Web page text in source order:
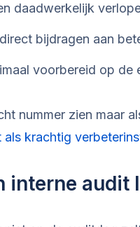
daadwerkelijk
bijdragen aan
voorbereid op de
nummer zien maar
als krachtig
interne audit